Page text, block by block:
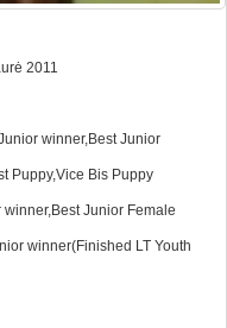
2011
winner,Best Junior
Puppy,Vice Bis Puppy
Junior Female
winner(Finished LT Youth